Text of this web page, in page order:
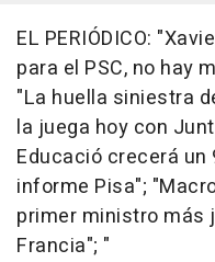
EL PERIÓDICO:
para el PSC, no hay
"La huella siniestra
la juega hoy con
Educació crecerá
informe Pisa";
primer ministro más
Francia"; "